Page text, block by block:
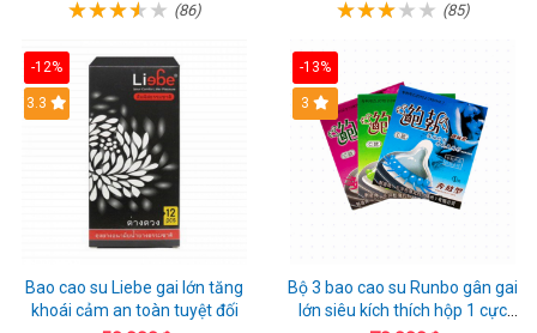
(86) (85)
-12%
3.3
Bao cao su Liebe gai lớn tăng
khoái cảm an toàn tuyệt đối
-13%
3
Bộ 3 bao cao su Runbo gân gai
lớn siêu kích thích hộp 1 cực